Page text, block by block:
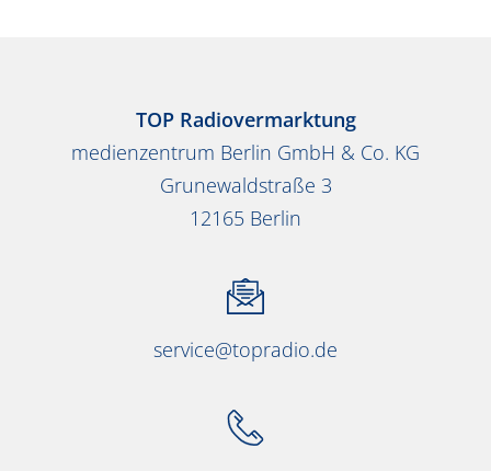
TOP Radiovermarktung
medienzentrum Berlin GmbH & Co. KG
Grunewaldstraße 3
12165 Berlin
service@topradio.de